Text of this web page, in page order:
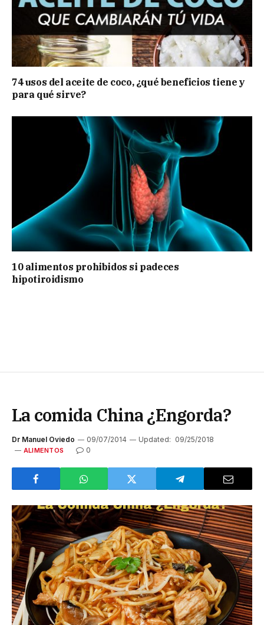
74 usos del aceite de coco, ¿qué beneficios tiene y
para qué sirve?
10 alimentos prohibidos si padeces
hipotiroidismo
La comida China ¿Engorda?
Dr Manuel Oviedo 09/07/2014 Updated: 09/25/2018
ALIMENTOS 0